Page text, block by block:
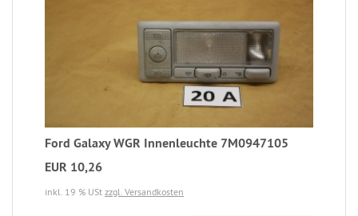
Ford Galaxy WGR Innenleuchte 7M0947105
EUR 10,26
inkl. 19 % USt zzgl. Versandkosten